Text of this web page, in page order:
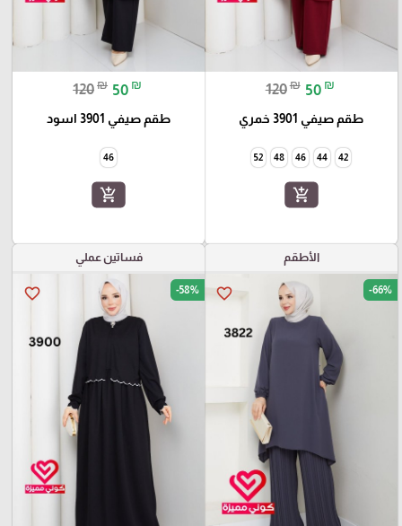
120₪ 50 ₪
طقم صيفي 3901 خمري
42
44
46
48
52
add_shopping_cart
120₪ 50 ₪
طقم صيفي 3901 اسود
46
add_shopping_cart
الأطقم
favorite_border -66%
فساتين عملي
favorite_border -58%